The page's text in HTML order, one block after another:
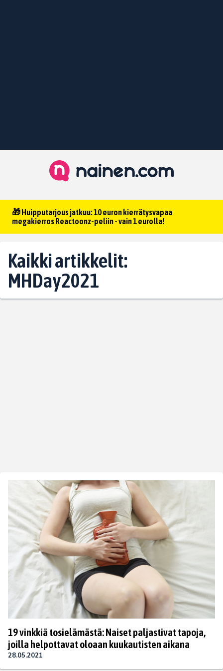
🎁 Huipputarjous jatkuu: 10 euron kierrätysvapaa
megakierros Reactoonz-peliin - vain 1 eurolla!
Kaikki artikkelit:
MHDay2021
19 vinkkiä tosielämästä: Naiset paljastivat tapoja,
joilla helpottavat oloaan kuukautisten aikana
28.05.2021